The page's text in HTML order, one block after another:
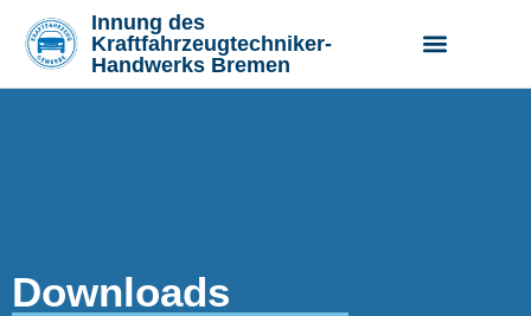
Innung des
Kraftfahrzeugtechniker-
Handwerks Bremen
Downloads